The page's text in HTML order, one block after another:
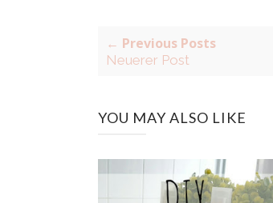
← Previous Posts
Neuerer Post
YOU MAY ALSO LIKE